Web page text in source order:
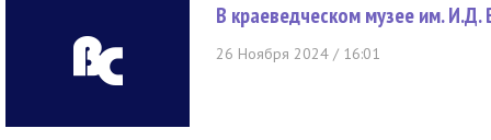
В краеведческом музее им.
26 Ноября 2024 / 16:01